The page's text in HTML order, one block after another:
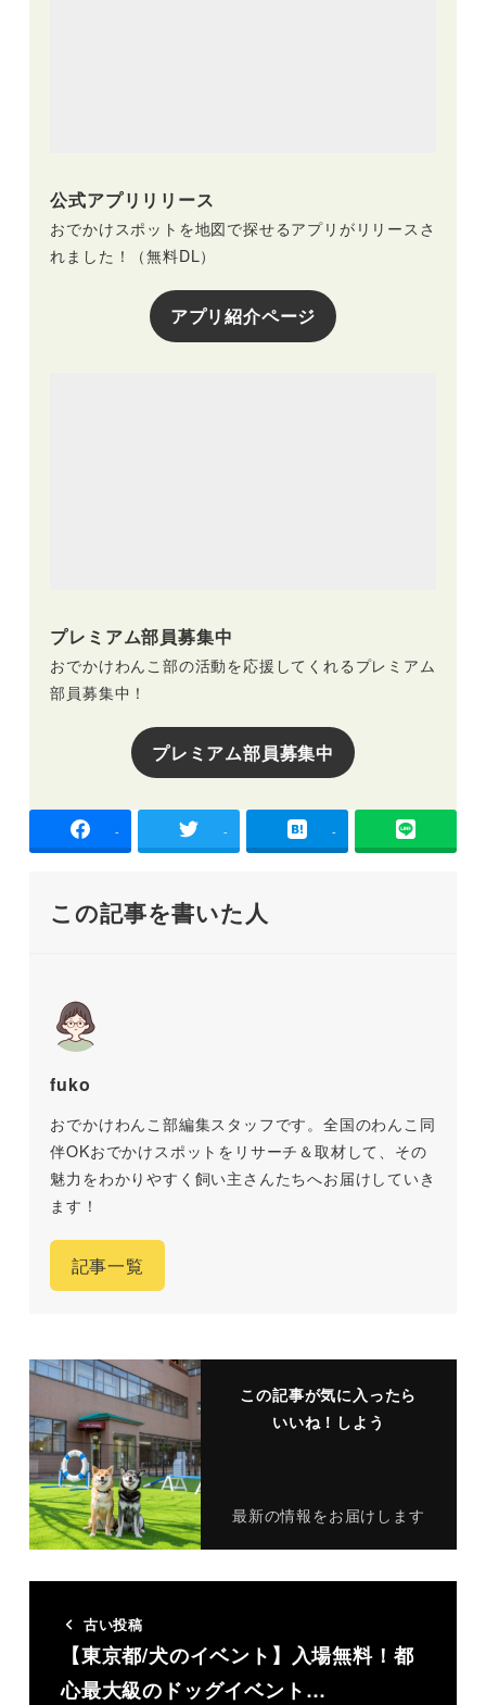
公式アプリリリース
おでかけスポットを地図で探せるアプリがリリースさ
れました！（無料DL）
アプリ紹介ページ
プレミアム部員募集中
おでかけわんこ部の活動を応援してくれるプレミアム
部員募集中！
プレミアム部員募集中
- - -
この記事を書いた人
fuko
おでかけわんこ部編集スタッフです。全国のわんこ同
伴OKおでかけスポットをリサーチ＆取材して、その
魅力をわかりやすく飼い主さんたちへお届けしていき
ます！
記事一覧
この記事が気に入ったら
いいね！しよう
最新の情報をお届けします
古い投稿
【東京都/犬のイベント】入場無料！都
心最大級のドッグイベント…